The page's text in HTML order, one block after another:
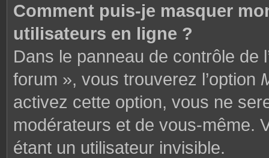
Comment puis-je masquer
utilisateurs en ligne ?
Dans le panneau de contrôle de
forum », vous trouverez l’option
activez cette option, vous ne
modérateurs et de vous-même.
étant un utilisateur invisible.